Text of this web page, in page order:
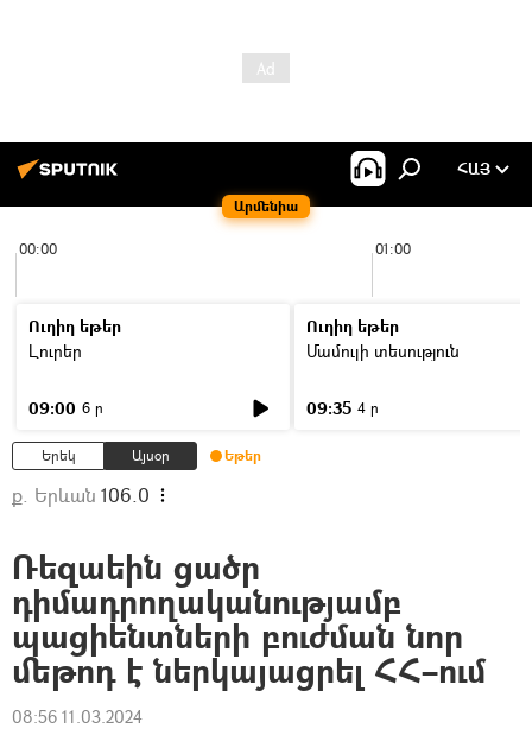
Արմենիա
ՀԱՅ
00:00 01:00
Ուղիղ եթեր
Լուրեր
09:00 6 ր
Ուղիղ եթեր
Մամուլի տեսություն
09:35 4 ր
Երեկ Այսօր Եթեր
ք. Երևան 106.0
Ռեզաեին ցածր
դիմադրողականությամբ
պացիենտների բուժման նոր
մեթոդ է ներկայացրել ՀՀ–ում
08:56 11.03.2024